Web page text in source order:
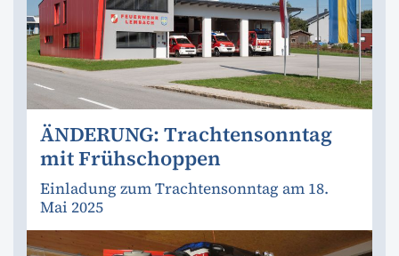
ÄNDERUNG: Trachtensonntag
mit Frühschoppen
Einladung zum Trachtensonntag am 18.
Mai 2025